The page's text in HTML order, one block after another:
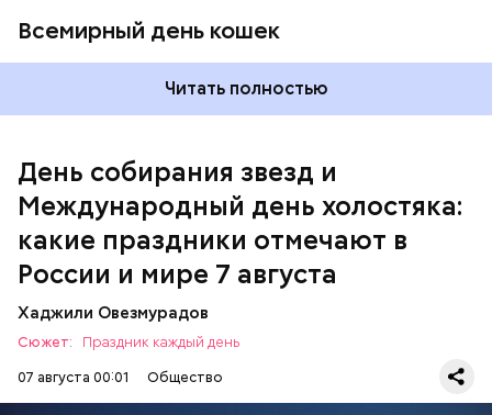
Всемирный день кошек
Читать полностью
День собирания звезд и
Международный день холостяка:
какие праздники отмечают в
России и мире 7 августа
Хаджили Овезмурадов
Сюжет:
Праздник каждый день
07 августа 00:01
Общество
Международный день холостяка